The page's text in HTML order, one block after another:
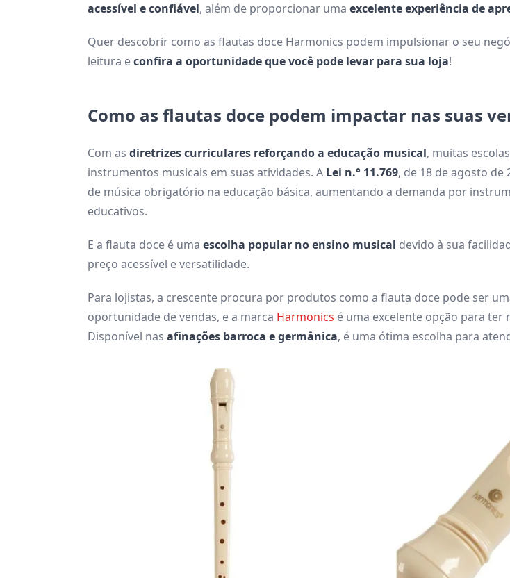
acessível e confiável, além de proporcionar uma excelente experiência de
Quer descobrir como as flautas doce Harmonics podem impulsionar o seu
leitura econfira a oportunidade que você pode levar para sua loja!
Como as flautas doce podem impactar nas suas
Com as diretrizes curriculares reforçando a educação musical, muitas
instrumentos musicais em suas atividades. A Lei n.° 11.769, de 18 de agosto
de música obrigatório na educação básica, aumentando a demanda por
educativos.
E a flauta doce é uma escolha popular no ensino musical devido à sua
preço acessível e versatilidade.
Para lojistas, a crescente procura por produtos como a flauta doce pode ser
oportunidade de vendas, e a marca Harmonics é uma excelente opção para ter
Disponível nas afinações barroca e germânica, é uma ótima escolha para